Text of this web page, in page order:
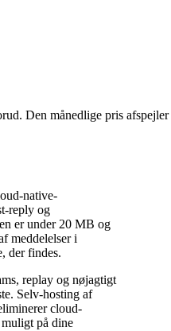
Den månedlige pris
native-
reply og
er under 20 MB og
meddelelser i
der findes.
replay og nøjagtigt
Selv-hosting af
cloud-
muligt på dine